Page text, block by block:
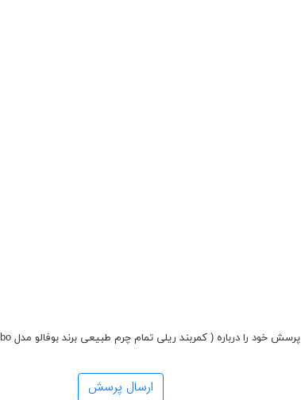
پرسش خود را درباره ( کمربند ریلی تمام چرم طبیعی برند بوفالو مدل Jibo ) بیان کنید
ارسال پرسش